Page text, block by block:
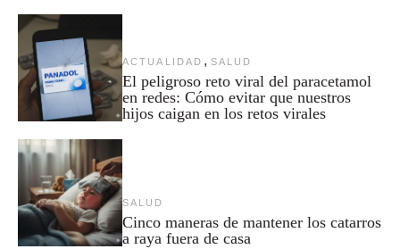
ACTUALIDAD , SALUD
El peligroso reto viral del paracetamol
en redes: Cómo evitar que nuestros
hijos caigan en los retos virales
SALUD
Cinco maneras de mantener los catarros
a raya fuera de casa